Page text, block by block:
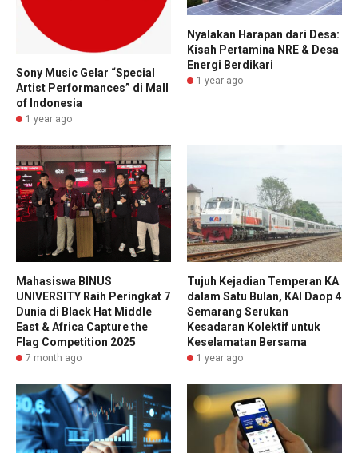
Sony Music Gelar “Special
Artist Performances” di Mall
of Indonesia
1 year ago
Nyalakan Harapan dari Desa:
Kisah Pertamina NRE & Desa
Energi Berdikari
1 year ago
Mahasiswa BINUS
UNIVERSITY Raih Peringkat 7
Dunia di Black Hat Middle
East & Africa Capture the
Flag Competition 2025
7 month ago
Tujuh Kejadian Temperan KA
dalam Satu Bulan, KAI Daop 4
Semarang Serukan
Kesadaran Kolektif untuk
Keselamatan Bersama
1 year ago